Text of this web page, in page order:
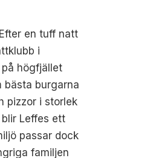
Efter en tuff natt
i
högfjället
bästa burgarna
pizzor i storlek
Leffes ett
passar dock
familjen